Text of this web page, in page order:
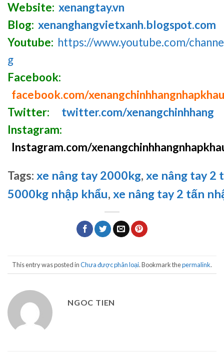
Website: xenangtay.vn
Blog: xenanghangvietxanh.blogspot.com
Youtube: https://www.youtube.com/
g
Facebook:
facebook.com/xenangchinhhangnhapkhau
Twitter:
twitter.com/xenangchinhhang
Instagram:
Instagram.com/
Tags: xe nâng tay 2000kg, xe nâng tay 2
5000kg nhập khẩu, xe nâng tay 2 tấn
This entry was posted inChưa được phân loại. Bookmark thepermalink.
NGOC TIEN